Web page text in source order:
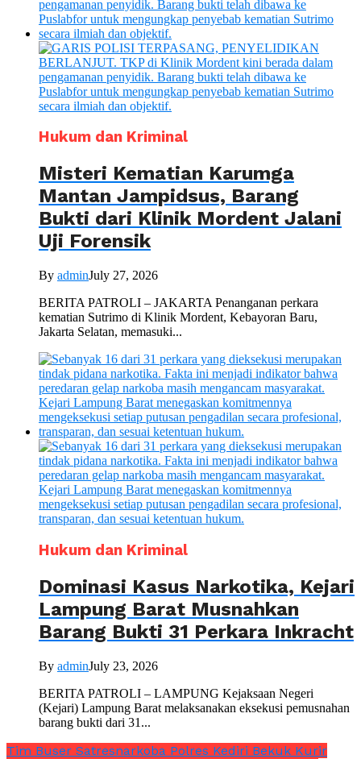
Hukum dan Kriminal
Misteri Kematian Karumga
Mantan Jampidsus, Barang
Bukti dari Klinik Mordent Jalani
Uji Forensik
By adminJuly 27, 2026
BERITA PATROLI – JAKARTA Penanganan perkara
kematian Sutrimo di Klinik Mordent, Kebayoran Baru,
Jakarta Selatan, memasuki...
Hukum dan Kriminal
Dominasi Kasus Narkotika, Kejari
Lampung Barat Musnahkan
Barang Bukti 31 Perkara Inkracht
By adminJuly 23, 2026
BERITA PATROLI – LAMPUNG Kejaksaan Negeri
(Kejari) Lampung Barat melaksanakan eksekusi pemusnahan
barang bukti dari 31...
Tim Buser Satresnarkoba Polres Kediri Bekuk Kurir